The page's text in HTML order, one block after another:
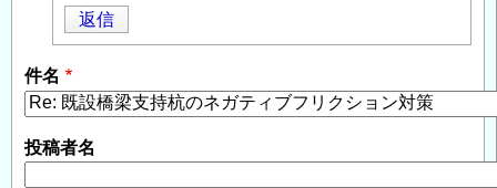
へ
の
信
返信
件名
投稿者名